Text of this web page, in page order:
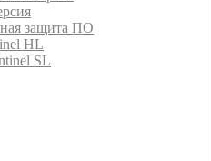
защита ПО
HL
SL